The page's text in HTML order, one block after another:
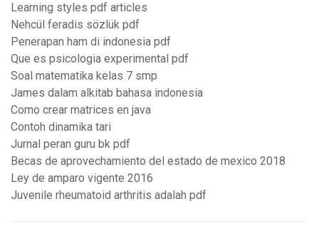
Learning styles pdf articles
Nehcül feradis sözlük pdf
Penerapan ham di indonesia pdf
Que es psicologia experimental pdf
Soal matematika kelas 7 smp
James dalam alkitab bahasa indonesia
Como crear matrices en java
Contoh dinamika tari
Jurnal peran guru bk pdf
Becas de aprovechamiento del estado de mexico 2018
Ley de amparo vigente 2016
Juvenile rheumatoid arthritis adalah pdf